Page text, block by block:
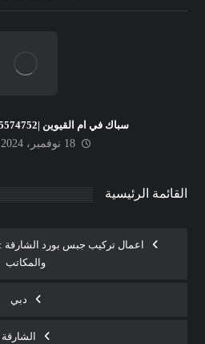
سباك في ام القيوين |0545574752| اعمال سباكة
18 نوفمبر، 2024
القائمة الرئيسية
اعمال تركيب جبس بورد الشارقة
والمكاتب
دبي
الشارقة